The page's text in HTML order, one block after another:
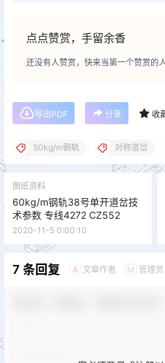
点点赞赏，手留余香
还没有人赞赏，快来当第一个赞赏的人
导出PDF 分享 收
50kg/m钢轨 对称道岔
图纸资料
60kg/m钢轨38号单开道岔技
术参数 专线4272 CZ552
2020-11-5 0:00:10
7 条回复 A 文章作者 M 管理员